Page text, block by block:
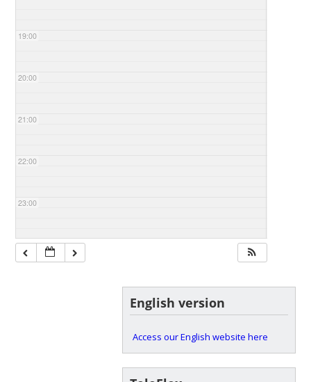
19:00
20:00
21:00
22:00
23:00
English version
Access our English website here